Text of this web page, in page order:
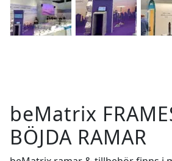
beMatrix
BÖJDA RAMAR